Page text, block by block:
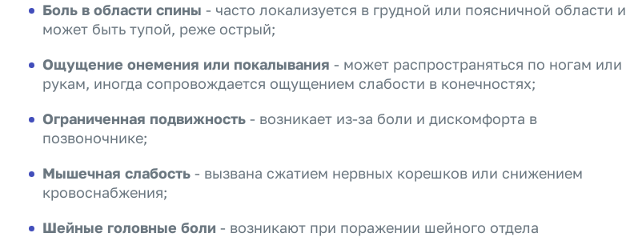
Боль в области спины - часто локализуется в грудной или поясничной области и
может быть тупой, реже острый;
Ощущение онемения или покалывания - может распространяться по ногам или
рукам, иногда сопровождается ощущением слабости в конечностях;
Ограниченная подвижность - возникает из-за боли и дискомфорта в
позвоночнике;
Мышечная слабость - вызвана сжатием нервных корешков или снижением
кровоснабжения;
Шейные головные боли - возникают при поражении шейного отдела